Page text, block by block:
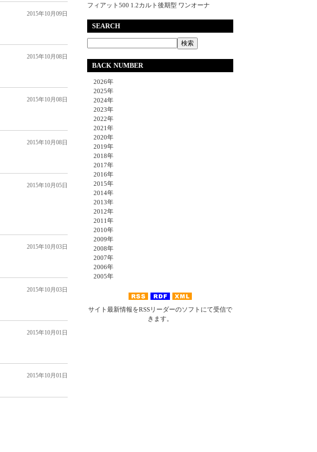
2015年10月09日
2015年10月08日
2015年10月08日
2015年10月08日
2015年10月05日
2015年10月03日
2015年10月03日
2015年10月01日
2015年10月01日
フィアット500 1.2カルト後期型 ワンオーナ
SEARCH
BACK NUMBER
2026年
2025年
2024年
2023年
2022年
2021年
2020年
2019年
2018年
2017年
2016年
2015年
2014年
2013年
2012年
2011年
2010年
2009年
2008年
2007年
2006年
2005年
サイト最新情報をRSSリーダーのソフトにて受信で
きます。